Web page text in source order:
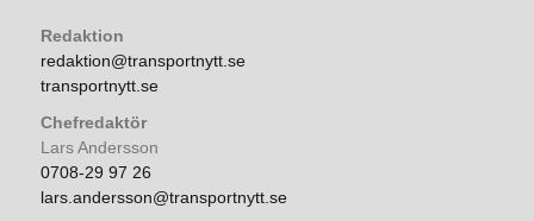
Redaktion
redaktion@transportnytt.se
transportnytt.se
Chefredaktör
Lars Andersson
0708-29 97 26
lars.andersson@transportnytt.se